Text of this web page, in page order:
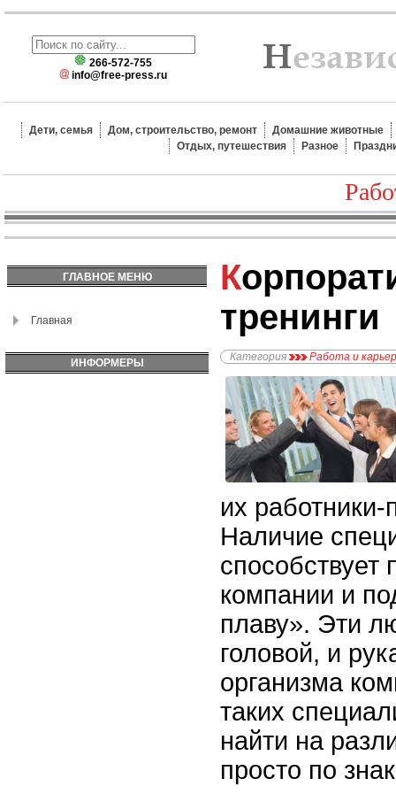
266-572-755
info@free-press.ru
Дети, семья Дом, строительство, ремонт
Домашние животные
Отдых, путешествия
Разное
ГЛАВНОЕ МЕНЮ
Главная
ИНФОРМЕРЫ
Корпоративные бизнес
тренинги
Категория Работа и
их
Наличие
способствует
компании и
плаву». Эти
головой, и
организма
таких
найти на
просто по